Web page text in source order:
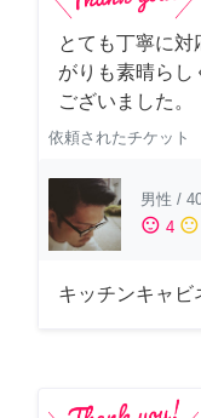
とても丁寧に対
がりも素晴らし
ございました。
依頼されたチケット
男性 /
sentiment_satisfied 4 sentiment_neutral
キッチンキャビ